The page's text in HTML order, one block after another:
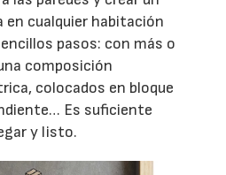
en cualquier habitación
pasos: con más o
composición
colocados en bloque
Es suficiente
y listo.